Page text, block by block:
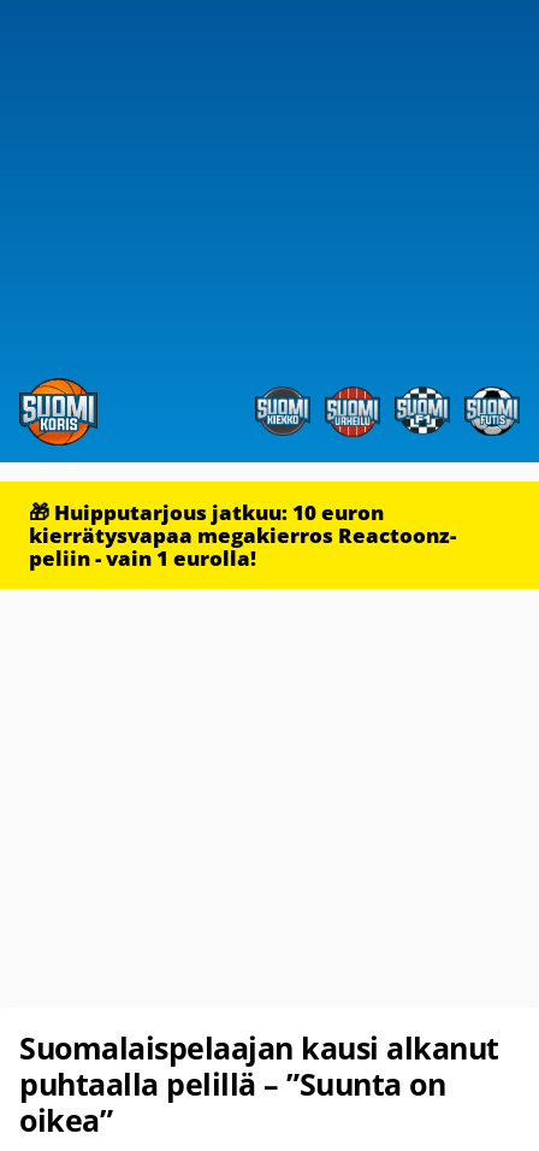
🎁 Huipputarjous jatkuu: 10 euron
kierrätysvapaa megakierros Reactoonz-
peliin - vain 1 eurolla!
Suomalaispelaajan kausi alkanut
puhtaalla pelillä – ”Suunta on
oikea”